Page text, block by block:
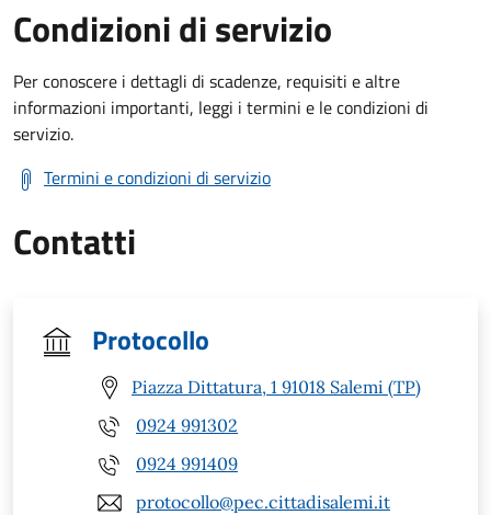
Condizioni di servizio
Per conoscere i dettagli di scadenze, requisiti e altre
informazioni importanti, leggi i termini e le condizioni di
servizio.
Termini e condizioni di servizio
Contatti
Protocollo
Piazza Dittatura, 1 91018 Salemi (TP)
0924 991302
0924 991409
protocollo@pec.cittadisalemi.it